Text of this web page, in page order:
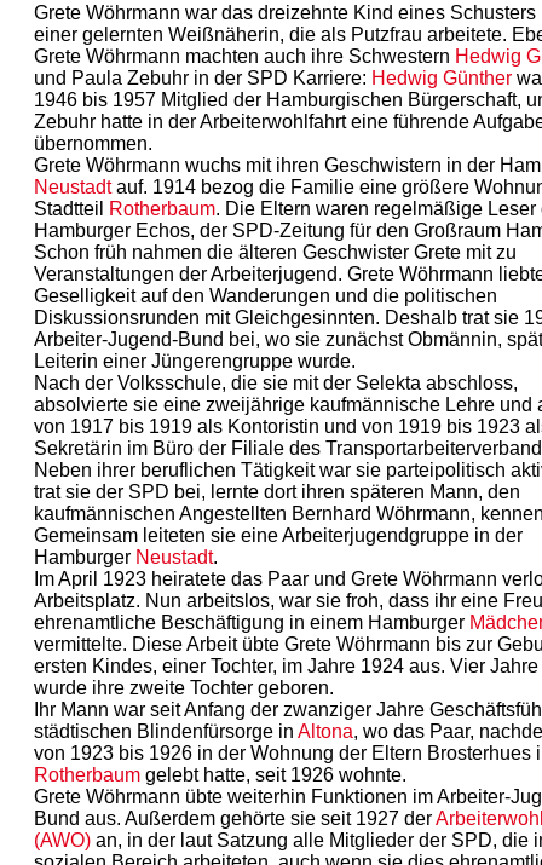
Grete Wöhrmann war das dreizehnte Kind eines Schusters
einer gelernten Weißnäherin, die als Putzfrau arbeitete.
Grete Wöhrmann machten auch ihre Schwestern Hedwig
und Paula Zebuhr in der SPD Karriere: Hedwig Günther
1946 bis 1957 Mitglied der Hamburgischen Bürgerschaft,
Zebuhr hatte in der Arbeiterwohlfahrt eine führende
übernommen.
Grete Wöhrmann wuchs mit ihren Geschwistern in der
Neustadtauf. 1914 bezog die Familie eine größere
Stadtteil
Rotherbaum. Die Eltern waren regelmäßige Leser
Hamburger Echos, der SPD-Zeitung für den Großraum
Schon früh nahmen die älteren Geschwister Grete mit zu
Veranstaltungen der Arbeiterjugend. Grete Wöhrmann
Geselligkeit auf den Wanderungen und die politischen
Diskussionsrunden mit Gleichgesinnten. Deshalb trat sie
Arbeiter-Jugend-Bund bei, wo sie zunächst Obmännin,
Leiterin einer Jüngerengruppe wurde.
Nach der Volksschule, die sie mit der Selekta abschloss,
absolvierte sie eine zweijährige kaufmännische Lehre und
von 1917 bis 1919 als Kontoristin und von 1919 bis 1923
Sekretärin im Büro der Filiale des
Neben ihrer beruflichen Tätigkeit war sie parteipolitisch
trat sie der SPD bei, lernte dort ihren späteren Mann, den
kaufmännischen Angestellten Bernhard Wöhrmann,
Gemeinsam leiteten sie eine Arbeiterjugendgruppe in der
Hamburger Neustadt.
Im April 1923 heiratete das Paar und Grete Wöhrmann
Arbeitsplatz. Nun arbeitslos, war sie froh, dass ihr eine
ehrenamtliche Beschäftigung in einem Hamburger
vermittelte. Diese Arbeit übte Grete Wöhrmann bis zur
ersten Kindes, einer Tochter, im Jahre 1924 aus. Vier
wurde ihre zweite Tochter geboren.
Ihr Mann war seit Anfang der zwanziger Jahre
städtischen Blindenfürsorge in Altona, wo das Paar,
von 1923 bis 1926 in der Wohnung der Eltern Brosterhues
Rotherbaum gelebt hatte, seit 1926 wohnte.
Grete Wöhrmann übte weiterhin Funktionen im Arbeiter-
Bund aus. Außerdem gehörte sie seit 1927 der
(AWO) an, in der laut Satzung alle Mitglieder der SPD, die